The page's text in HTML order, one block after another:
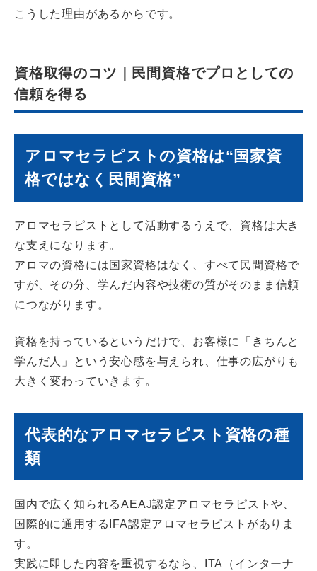
こうした理由があるからです。
資格取得のコツ｜民間資格でプロとしての
信頼を得る
アロマセラピストの資格は“国家資
格ではなく民間資格”
アロマセラピストとして活動するうえで、資格は大き
な支えになります。
アロマの資格には国家資格はなく、すべて民間資格で
すが、その分、学んだ内容や技術の質がそのまま信頼
につながります。
資格を持っているというだけで、お客様に「きちんと
学んだ人」という安心感を与えられ、仕事の広がりも
大きく変わっていきます。
代表的なアロマセラピスト資格の種
類
国内で広く知られるAEAJ認定アロマセラピストや、
国際的に通用するIFA認定アロマセラピストがありま
す。
実践に即した内容を重視するなら、ITA（インターナ